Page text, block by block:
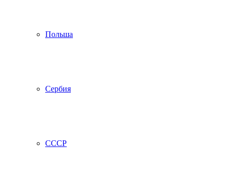
Польша
Сербия
СССР